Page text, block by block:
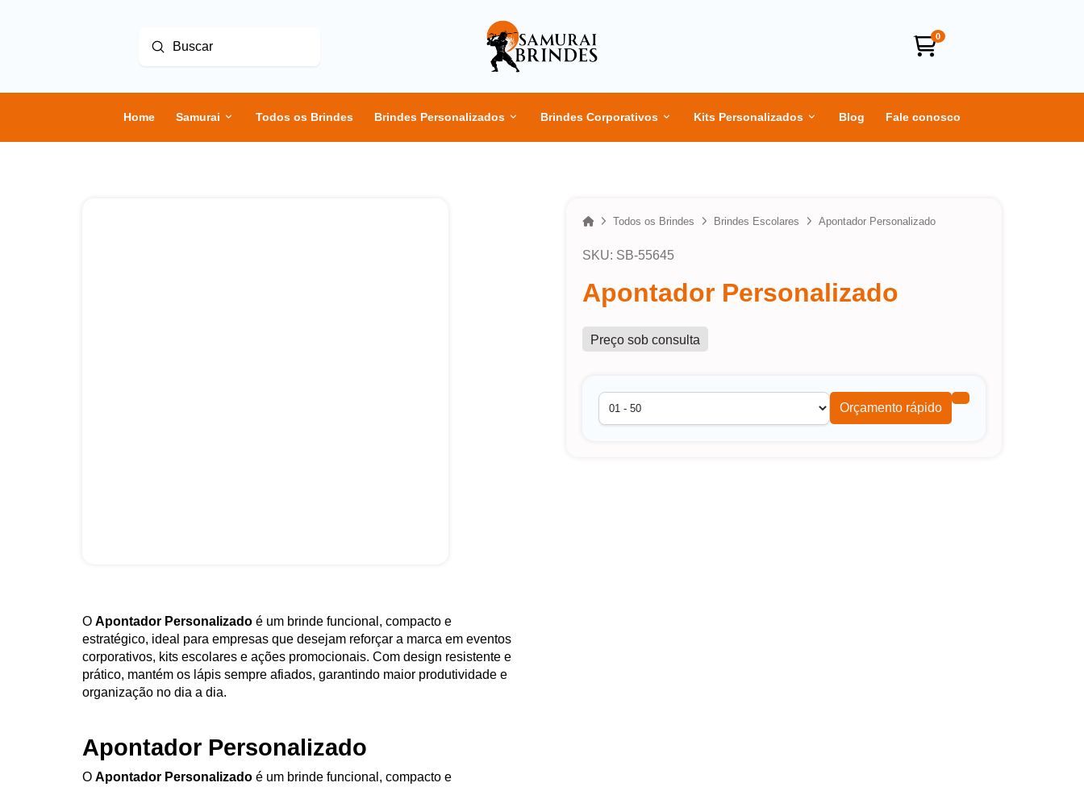
Buscar
Enviar
0
Home Samurai Todos os Brindes Brindes Personalizados Brindes Corporativos Kits Personalizados Blog Fale conosco
HomeTodos os Brindes Brindes Escolares Apontador Personalizado
SKU: SB-55645
Apontador Personalizado
Preço sob consulta
Orçamento rápido
O Apontador Personalizado é um brinde funcional, compacto e
estratégico, ideal para empresas que desejam reforçar a marca em eventos
corporativos, kits escolares e ações promocionais. Com design resistente e
prático, mantém os lápis sempre afiados, garantindo maior produtividade e
organização no dia a dia.
Apontador Personalizado
O Apontador Personalizado é um brinde funcional, compacto e